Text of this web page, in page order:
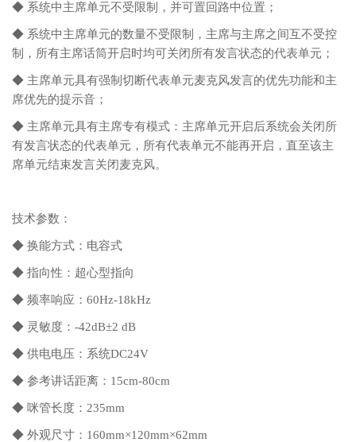
◆ 系统中主席单元不受限制，并可置回路中位置；
◆ 系统中主席单元的数量不受限制，主席与主席之间互不受控
制，所有主席话筒开启时均可关闭所有发言状态的代表单元；
◆ 主席单元具有强制切断代表单元麦克风发言的优先功能和主
席优先的提示音；
◆ 主席单元具有主席专有模式：主席单元开启后系统会关闭所
有发言状态的代表单元，所有代表单元不能再开启，直至该主
席单元结束发言关闭麦克风。
技术参数：
◆ 换能方式：电容式
◆ 指向性：超心型指向
◆ 频率响应：60Hz-18kHz
◆ 灵敏度：-42dB±2 dB
◆ 供电电压：系统DC24V
◆ 参考讲话距离：15cm-80cm
◆ 咪管长度：235mm
◆ 外观尺寸：160mm×120mm×62mm